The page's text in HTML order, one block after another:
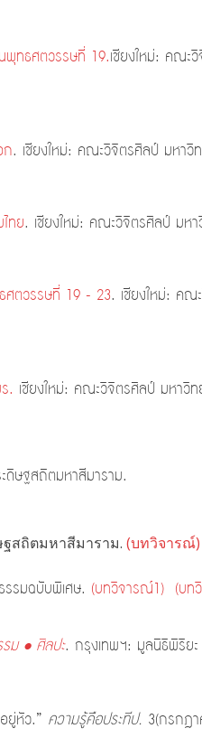
พุทธศตวรรษที่ 19.เชียงใหม่: คณะ
ก. เชียงใหม่: คณะวิจิตรศิลป์ มหาวิท
ทย. เชียงใหม่: คณะวิจิตรศิลป์ มหา
ศตวรรษที่ 19 - 23. เชียงใหม่: คณ
. เชียงใหม่: คณะวิจิตรศิลป์ มหาวิท
ดิษฐสถิตมหาสีมาราม.
สถิตมหาสีมาราม. (บทวิจารณ์)
รมฉบับพิเศษ. (บทวิจารณ์1) (บท
ม • ศิลปะ. กรุงเทพฯ: มูลนิธิพิริย
ยู่หัว.” ความรู้คือประทีป. 3(กรกฎ